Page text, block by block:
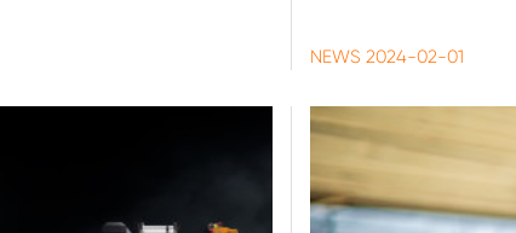
NEWS 2024-02-01